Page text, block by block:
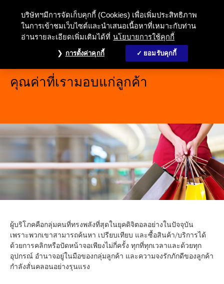
คุณค่าที่เรามอบแก่ลูกค้า
ผู้บริโภคคือกลุ่มคนที่ทรงพลังที่สุดในยุคดิจิตอลอย่างในปัจจุบัน
เพราะพวกเขาสามารถค้นหา เปรียบเทียบ และซื้อสินค้า/บริการได้
ด้วยการคลิกหรือปัดหน้าจอเพียงไม่กี่ครั้ง ทุกที่ทุกเวลาและด้วยทุก
อุปกรณ์ อำนาจอยู่ในมือของกลุ่มลูกค้า และความจงรักภักดีของลูกค้า
กำลังสั่นคลอนอย่างรุนแรง
บริษัทฯมีการจัดเก็บคุกกี้ (Cookies) เพื่อเพิ่มประสิทธิภาพ
ในการเข้าชมเว็บไซต์และนำเสนอเนื้อหาที่เหมาะกับท่าน
อ่านรายละเอียดเพิ่มเติมได้ที่ นโยบายการใช้คุกกี้
การตั้งค่าคุกกี้ ยอมรับคุกกี้